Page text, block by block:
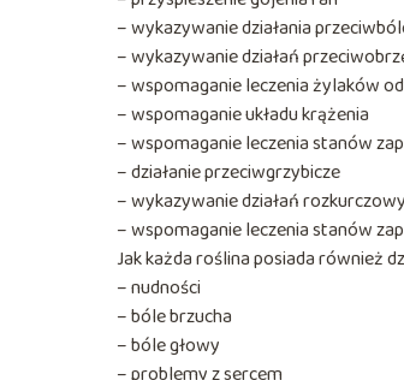
– wykazywanie działania
– wykazywanie działań
– wspomaganie leczenia żylaków
– wspomaganie układu krążenia
– wspomaganie leczenia stanów
– działanie przeciwgrzybicze
– wykazywanie działań
– wspomaganie leczenia stanów
Jak każda roślina posiada również
– nudności
– bóle brzucha
– bóle głowy
– problemy z sercem